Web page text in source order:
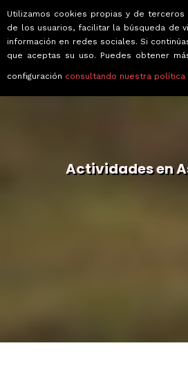
Actividades en
Utilizamos cookies propias y de terceros
de los usuarios, facilitar la búsqueda de
información en redes sociales. Si
que aceptas su uso. Puedes obtener
configuración consultando nuestra política